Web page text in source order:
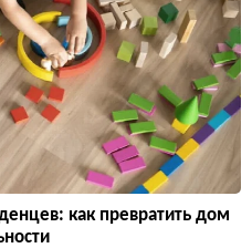
как превратить дом